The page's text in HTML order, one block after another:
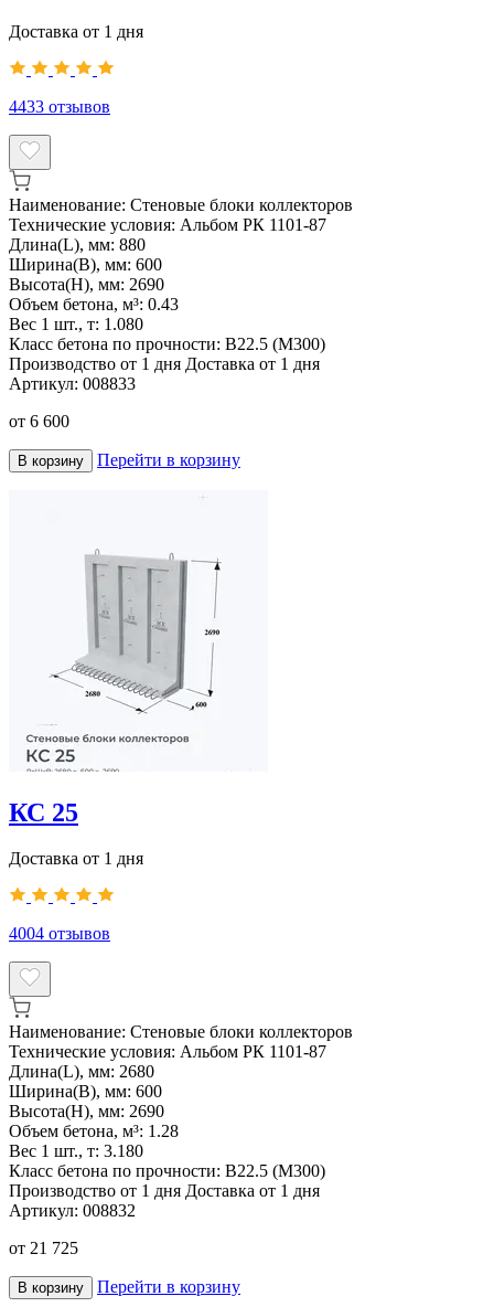
Доставка от 1 дня
4433 отзывов
Наименование: Стеновые блоки коллекторов
Технические условия: Альбом РК 1101-87
Длина(L), мм: 880
Ширина(B), мм: 600
Высота(H), мм: 2690
Объем бетона, м³: 0.43
Вес 1 шт., т: 1.080
Класс бетона по прочности: В22.5 (М300)
Производство от 1 дня Доставка от 1 дня
Артикул: 008833
от 6 600
В корзину Перейти в корзину
КС 25
Доставка от 1 дня
4004 отзывов
Наименование: Стеновые блоки коллекторов
Технические условия: Альбом РК 1101-87
Длина(L), мм: 2680
Ширина(B), мм: 600
Высота(H), мм: 2690
Объем бетона, м³: 1.28
Вес 1 шт., т: 3.180
Класс бетона по прочности: В22.5 (М300)
Производство от 1 дня Доставка от 1 дня
Артикул: 008832
от 21 725
В корзину Перейти в корзину